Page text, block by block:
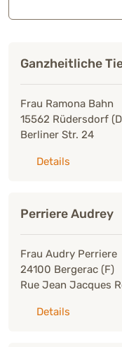
Ganzheitliche
Frau Ramona Bahn
15562 Rüdersdorf
Berliner Str. 24
Detailszu:
Perriere Audrey
Frau Audry Perriere
24100 Bergerac (F)
Rue Jean Jacques
Detailszu: